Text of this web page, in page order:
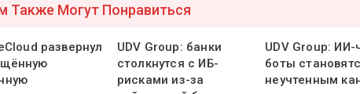
Также Могут Понравиться
развернул
UDV Group: банки
столкнутся с ИБ-
рисками из-за
UDV Group: ИИ-
боты
неучтенным